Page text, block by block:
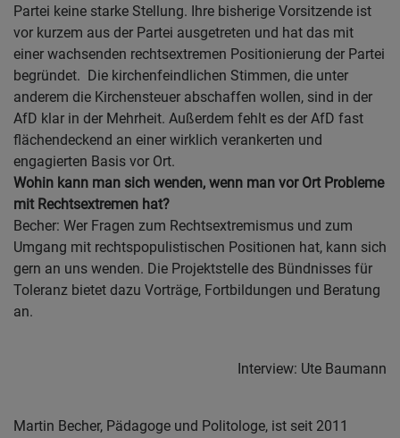
Partei keine starke Stellung. Ihre bisherige Vorsitzende ist
vor kurzem aus der Partei ausgetreten und hat das mit
einer wachsenden rechtsextremen Positionierung der Partei
begründet. Die kirchenfeindlichen Stimmen, die unter
anderem die Kirchensteuer abschaffen wollen, sind in der
AfD klar in der Mehrheit. Außerdem fehlt es der AfD fast
flächendeckend an einer wirklich verankerten und
engagierten Basis vor Ort.
Wohin kann man sich wenden, wenn man vor Ort Probleme
mit Rechtsextremen hat?
Becher: Wer Fragen zum Rechtsextremismus und zum
Umgang mit rechtspopulistischen Positionen hat, kann sich
gern an uns wenden. Die Projektstelle des Bündnisses für
Toleranz bietet dazu Vorträge, Fortbildungen und Beratung
an.
Interview: Ute Baumann
Martin Becher, Pädagoge und Politologe, ist seit 2011